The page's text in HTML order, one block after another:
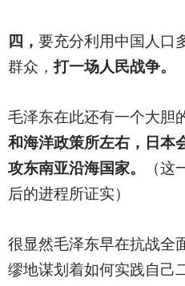
四， 要充分利用中国人口
群众，打一场人民战争。
毛泽东在此还有一个大胆
和海洋政策所左右，日本
攻东南亚沿海国家。
（
后的进程所证实）
很显然毛泽东早在抗战全
缪地谋划着如何实践自己